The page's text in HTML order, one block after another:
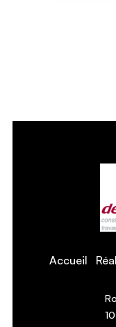
Accueil